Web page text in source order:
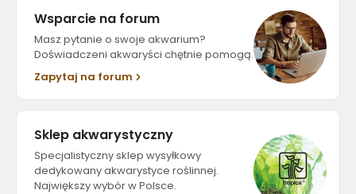
Wsparcie na forum
Masz pytanie o swoje akwarium?
Doświadczeni akwaryści chętnie pomogą.
Zapytaj na forum
Sklep akwarystyczny
Specjalistyczny sklep wysyłkowy
dedykowany akwarystyce roślinnej.
Największy wybór w Polsce.